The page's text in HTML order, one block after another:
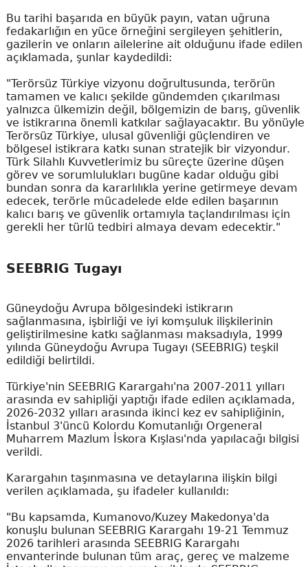
Bu tarihi başarıda en büyük payın, vatan uğruna
fedakarlığın en yüce örneğini sergileyen şehitlerin,
gazilerin ve onların ailelerine ait olduğunu ifade edilen
açıklamada, şunlar kaydedildi:
"Terörsüz Türkiye vizyonu doğrultusunda, terörün
tamamen ve kalıcı şekilde gündemden çıkarılması
yalnızca ülkemizin değil, bölgemizin de barış, güvenlik
ve istikrarına önemli katkılar sağlayacaktır. Bu yönüyle
Terörsüz Türkiye, ulusal güvenliği güçlendiren ve
bölgesel istikrara katkı sunan stratejik bir vizyondur.
Türk Silahlı Kuvvetlerimiz bu süreçte üzerine düşen
görev ve sorumlulukları bugüne kadar olduğu gibi
bundan sonra da kararlılıkla yerine getirmeye devam
edecek, terörle mücadelede elde edilen başarının
kalıcı barış ve güvenlik ortamıyla taçlandırılması için
gerekli her türlü tedbiri almaya devam edecektir."
SEEBRIG Tugayı
Güneydoğu Avrupa bölgesindeki istikrarın
sağlanmasına, işbirliği ve iyi komşuluk ilişkilerinin
geliştirilmesine katkı sağlanması maksadıyla, 1999
yılında Güneydoğu Avrupa Tugayı (SEEBRIG) teşkil
edildiği belirtildi.
Türkiye'nin SEEBRIG Karargahı'na 2007-2011 yılları
arasında ev sahipliği yaptığı ifade edilen açıklamada,
2026-2032 yılları arasında ikinci kez ev sahipliğinin,
İstanbul 3'üncü Kolordu Komutanlığı Orgeneral
Muharrem Mazlum İskora Kışlası'nda yapılacağı bilgisi
verildi.
Karargahın taşınmasına ve detaylarına ilişkin bilgi
verilen açıklamada, şu ifadeler kullanıldı:
"Bu kapsamda, Kumanovo/Kuzey Makedonya'da
konuşlu bulunan SEEBRIG Karargahı 19-21 Temmuz
2026 tarihleri arasında SEEBRIG Karargahı
envanterinde bulunan tüm araç, gereç ve malzeme